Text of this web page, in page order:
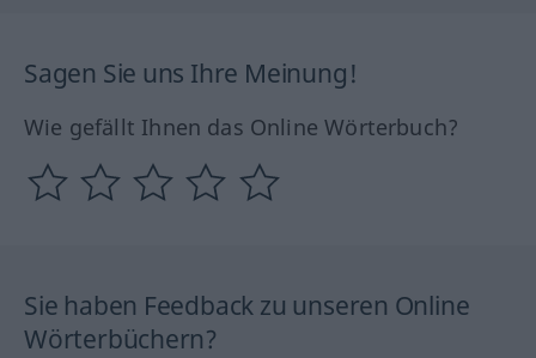
Sagen Sie uns Ihre Meinung!
Wie gefällt Ihnen das Online Wörterbuch?
Sie haben Feedback zu unseren Online
Wörterbüchern?